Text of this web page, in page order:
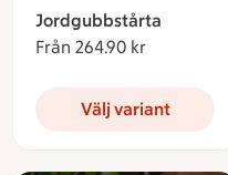
Jordgubbstårta
Från 264.90 kr Från
Välj variant